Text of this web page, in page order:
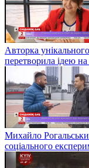
Авторка
перетворила ідею
Михайло
соціального